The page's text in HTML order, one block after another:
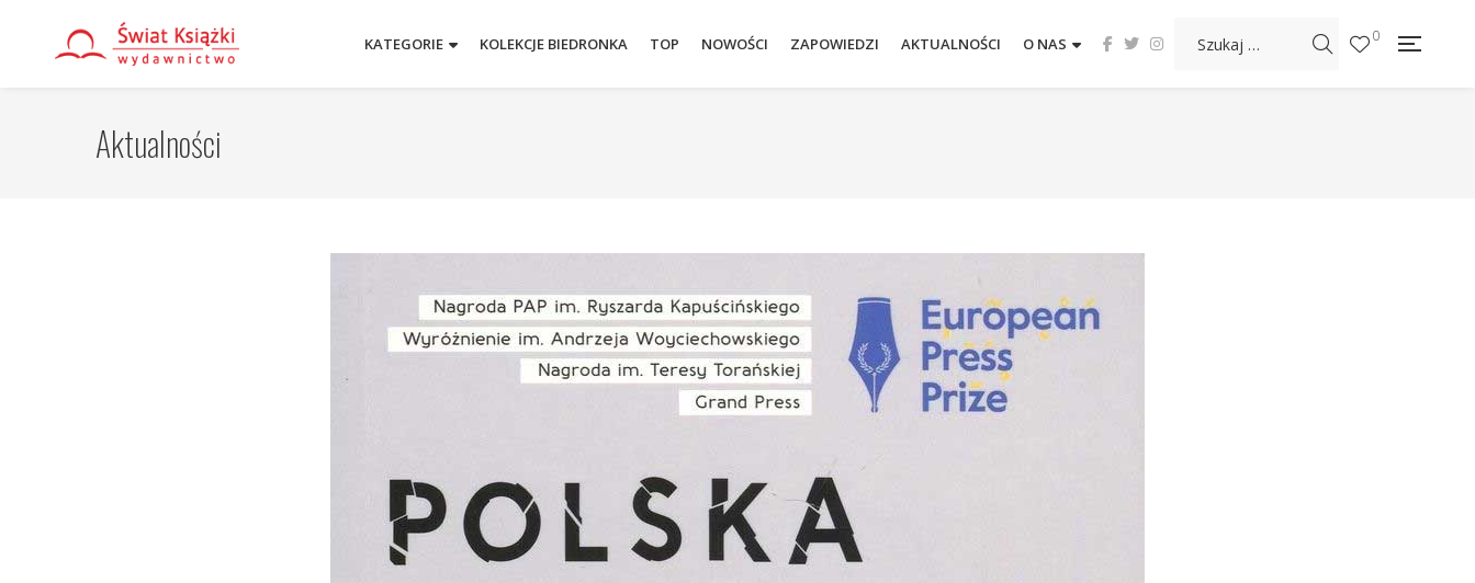
KATEGORIE KOLEKCJE BIEDRONKA TOP NOWOŚCI ZAPOWIEDZI AKTUALNOŚCI O NAS 0
Aktualności